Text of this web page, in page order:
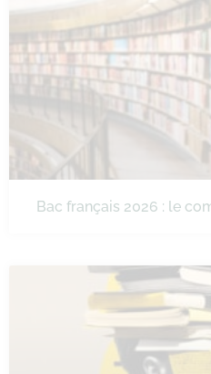
Bac français 2026 : le